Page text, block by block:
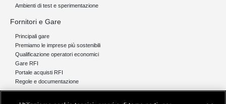
Ambienti di test e sperimentazione
Fornitori e Gare
Principali gare
Premiamo le imprese più sostenibili
Qualificazione operatori economici
Gare RFI
Portale acquisti RFI
Regole e documentazione